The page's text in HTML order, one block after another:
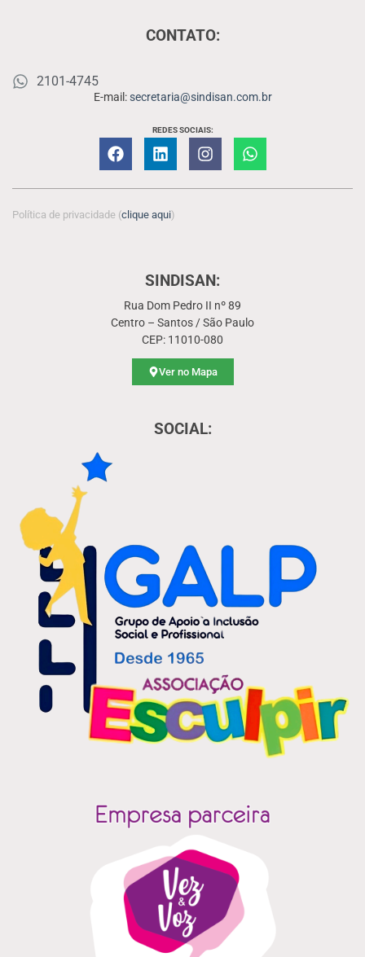
CONTATO:
2101-4745
E-mail:secretaria@sindisan.com.br
REDES SOCIAIS:
Política de privacidade (clique aqui)
SINDISAN:
Rua Dom Pedro II nº 89
Centro – Santos / São Paulo
CEP: 11010-080
Ver no Mapa
SOCIAL: